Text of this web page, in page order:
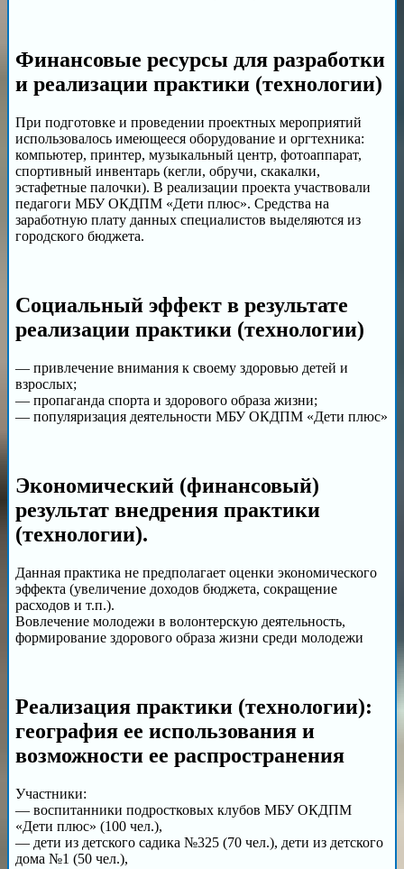
Финансовые ресурсы для разработки
и реализации практики (технологии)
При подготовке и проведении проектных мероприятий
использовалось имеющееся оборудование и оргтехника:
компьютер, принтер, музыкальный центр, фотоаппарат,
спортивный инвентарь (кегли, обручи, скакалки,
эстафетные палочки). В реализации проекта участвовали
педагоги МБУ ОКДПМ «Дети плюс». Средства на
заработную плату данных специалистов выделяются из
городского бюджета.
Социальный эффект в результате
реализации практики (технологии)
— привлечение внимания к своему здоровью детей и
взрослых;
— пропаганда спорта и здорового образа жизни;
— популяризация деятельности МБУ ОКДПМ «Дети плюс»
Экономический (финансовый)
результат внедрения практики
(технологии).
Данная практика не предполагает оценки экономического
эффекта (увеличение доходов бюджета, сокращение
расходов и т.п.).
Вовлечение молодежи в волонтерскую деятельность,
формирование здорового образа жизни среди молодежи
Реализация практики (технологии):
география ее использования и
возможности ее распространения
Участники:
— воспитанники подростковых клубов МБУ ОКДПМ
«Дети плюс» (100 чел.),
— дети из детского садика №325 (70 чел.), дети из детского
дома №1 (50 чел.),